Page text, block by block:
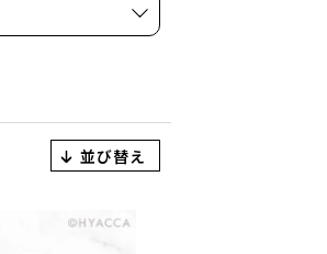
並び替え